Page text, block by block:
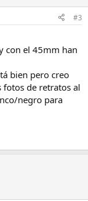
#3
con el 45mm han
bien pero creo
fotos de retratos al
negro para